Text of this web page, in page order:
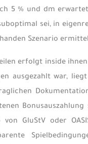
5 % und dm
sei, in
Szenario
erfolgt inside
ausgezahlt war,
GluStV oder